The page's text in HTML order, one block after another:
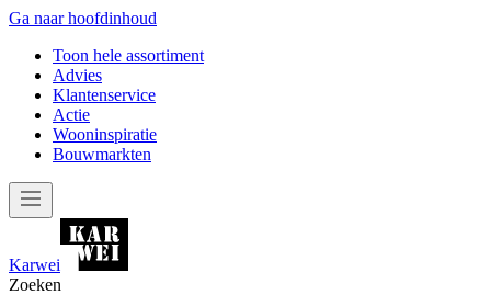
Ga naar hoofdinhoud
Toon hele assortiment
Advies
Klantenservice
Actie
Wooninspiratie
Bouwmarkten
Karwei
Zoeken